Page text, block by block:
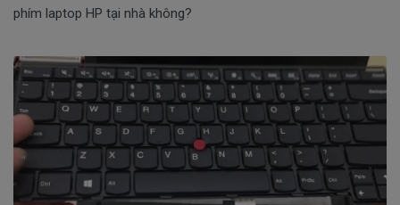
phím laptop HP tại nhà không?